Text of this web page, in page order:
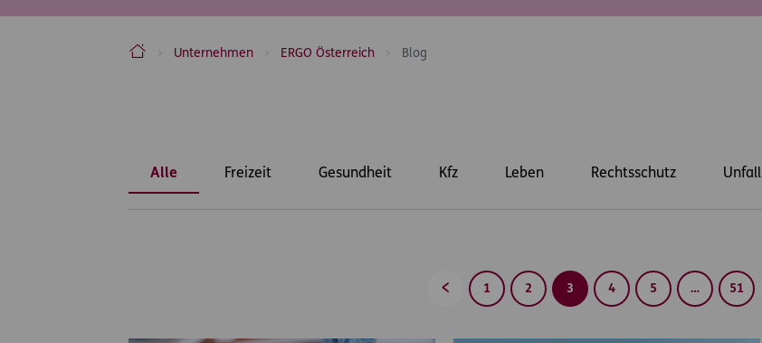
ERGO Versicherung Aktiengesellschaft
Unternehmen ERGO Österreich Blog
Alle Freizeit Gesundheit Kfz Leben Rechtsschutz Unfall
Zurück 1 2 3 4 5 … 51